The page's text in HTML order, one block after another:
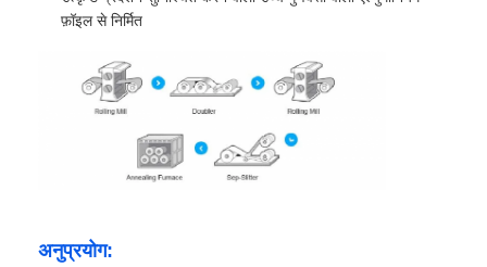
रंग कोटेड एल्यूमीनियम कॉइल
एल्यूमीनियम का तार
फ़ॉइल से निर्मित
अनुप्रयोग: